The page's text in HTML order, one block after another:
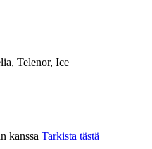
Telenor, Ice
kanssa Tarkista tästä